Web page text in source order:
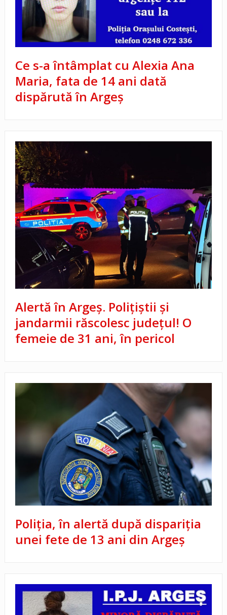
Ce s-a întâmplat cu Alexia Ana
Maria, fata de 14 ani dată
dispărută în Argeș
Alertă în Argeș. Polițiștii și
jandarmii răscolesc județul! O
femeie de 31 ani, în pericol
Poliția, în alertă după dispariția
unei fete de 13 ani din Argeș